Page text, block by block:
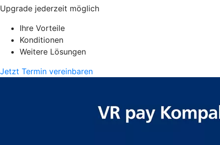
Upgrade jederzeit möglich
Ihre Vorteile
Konditionen
Weitere Lösungen
Jetzt Termin vereinbaren